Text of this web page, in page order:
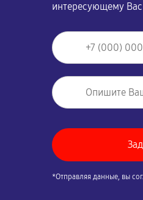
интересующему
*Отправляя данные, вы